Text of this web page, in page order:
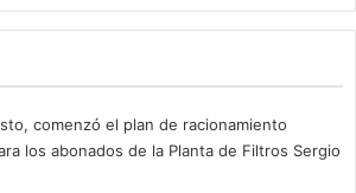
comenzó el plan de racionamiento
los abonados de la Planta de Filtros Sergio